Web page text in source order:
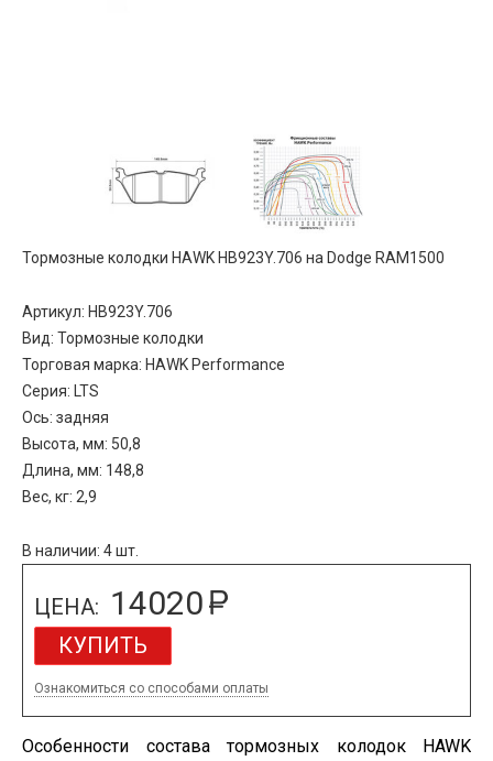
Тормозные колодки HAWK HB923Y.706 на Dodge RAM1500
Артикул: HB923Y.706
Вид: Тормозные колодки
Торговая марка: HAWK Performance
Серия: LTS
Ось: задняя
Высота, мм: 50,8
Длина, мм: 148,8
Вес, кг: 2,9
В наличии: 4 шт.
ЦЕНА: 14020
КУПИТЬ
Ознакомиться со способами оплаты
Особенности состава тормозных колодок HAWK